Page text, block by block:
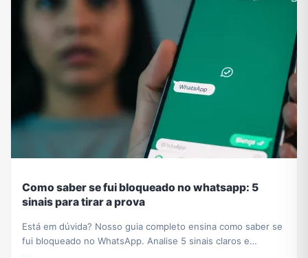
Como saber se fui bloqueado no whatsapp: 5
sinais para tirar a prova
Está em dúvida? Nosso guia completo ensina como saber se
fui bloqueado no WhatsApp. Analise 5 sinais claros e